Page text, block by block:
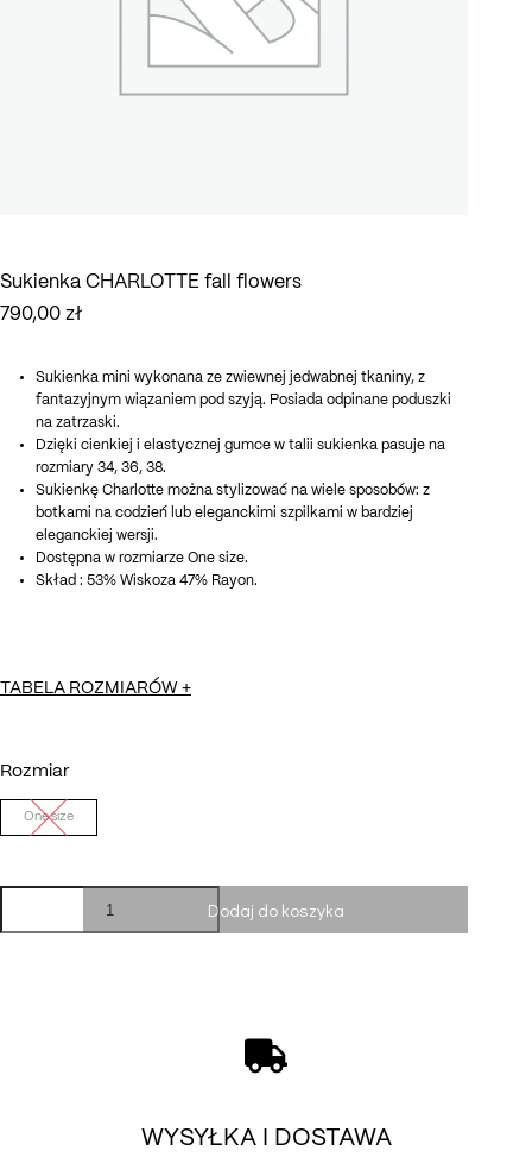
Sukienka CHARLOTTE fall flowers
790,00 zł
Sukienka mini wykonana ze zwiewnej jedwabnej tkaniny, z
fantazyjnym wiązaniem pod szyją. Posiada odpinane poduszki
na zatrzaski.
Dzięki cienkiej i elastycznej gumce w talii sukienka pasuje na
rozmiary 34, 36, 38.
Sukienkę Charlotte można stylizować na wiele sposobów: z
botkami na codzień lub eleganckimi szpilkami w bardziej
eleganckiej wersji.
Dostępna w rozmiarze One size.
Skład : 53% Wiskoza 47% Rayon.
TABELA ROZMIARÓW +
Rozmiar
One size
CHARLOTTE
Dodaj do koszyka
WYSYŁKA I DOSTAWA